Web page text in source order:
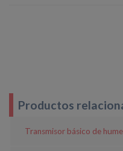
Productos
Transmisor básico de